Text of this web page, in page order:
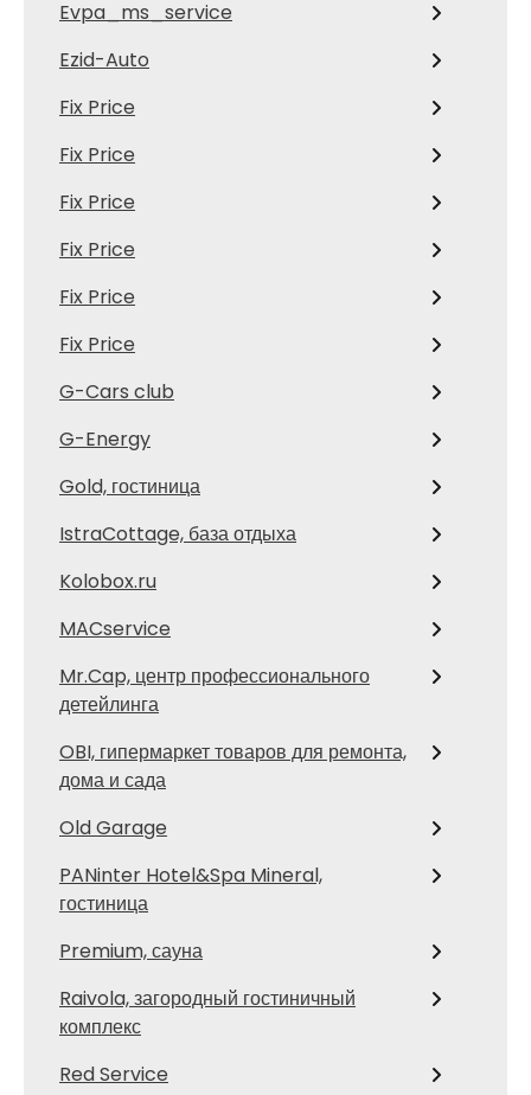
Evpa_ms_service
Ezid-Auto
Fix Price
Fix Price
Fix Price
Fix Price
Fix Price
Fix Price
G-Cars club
G-Energy
Gold, гостиница
IstraCottage, база отдыха
Kolobox.ru
MACservice
Mr.Cap, центр профессионального
детейлинга
OBI, гипермаркет товаров для ремонта,
дома и сада
Old Garage
PANinter Hotel&Spa Mineral,
гостиница
Premium, сауна
Raivola, загородный гостиничный
комплекс
Red Service